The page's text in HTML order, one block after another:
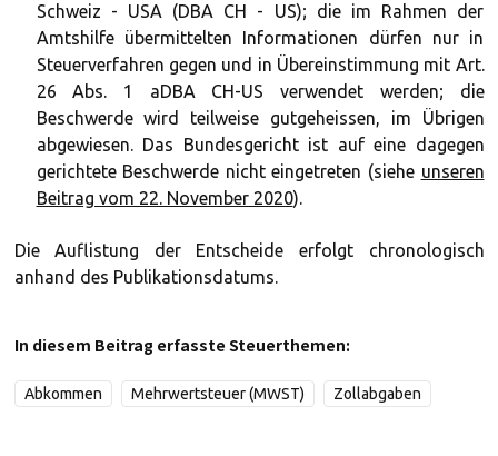
Schweiz - USA (DBA CH - US); die im Rahmen der
Amtshilfe übermittelten Informationen dürfen nur in
Steuerverfahren gegen und in Übereinstimmung mit Art.
26 Abs. 1 aDBA CH-US verwendet werden; die
Beschwerde wird teilweise gutgeheissen, im Übrigen
abgewiesen. Das Bundesgericht ist auf eine dagegen
gerichtete Beschwerde nicht eingetreten (siehe unseren
Beitrag vom 22. November 2020).
Die Auflistung der Entscheide erfolgt chronologisch
anhand des Publikationsdatums.
In diesem Beitrag erfasste Steuerthemen:
Abkommen Mehrwertsteuer (MWST) Zollabgaben